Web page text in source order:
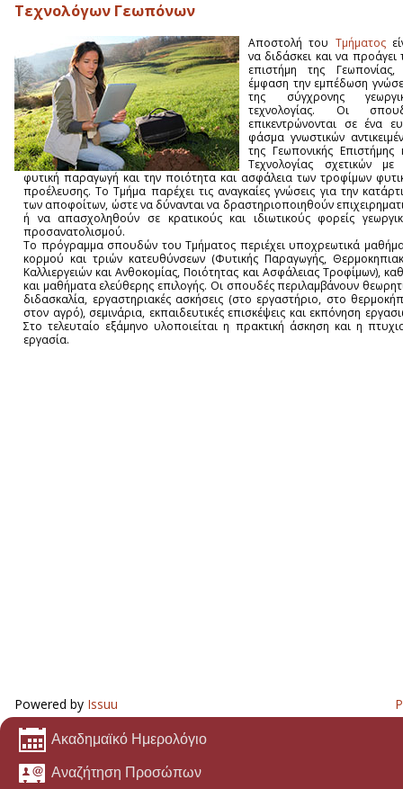
Τεχνολόγων Γεωπόνων
Αποστολή του Τμήματος
να διδάσκει και να προάγει
επιστήμη της Γεωπονίας,
έμφαση την εμπέδωση
της σύγχρονης
τεχνολογίας. Οι
επικεντρώνονται σε ένα
φάσμα γνωστικών
της Γεωπονικής Επιστήμης
Τεχνολογίας σχετικών με
φυτική παραγωγή και την ποιότητα και ασφάλεια των τροφίμων
προέλευσης. Το Τμήμα παρέχει τις αναγκαίες γνώσεις για την
των αποφοίτων, ώστε να δύνανται να δραστηριοποιηθούν
ή να απασχοληθούν σε κρατικούς και ιδιωτικούς φορείς
προσανατολισμού.
Το πρόγραμμα σπουδών του Τμήματος περιέχει υποχρεωτικά
κορμού και τριών κατευθύνσεων (Φυτικής Παραγωγής,
Καλλιεργειών και Ανθοκομίας, Ποιότητας και Ασφάλειας Τροφίμων),
και μαθήματα ελεύθερης επιλογής. Οι σπουδές περιλαμβάνουν
διδασκαλία, εργαστηριακές ασκήσεις (στο εργαστήριο, στο
στον αγρό), σεμινάρια, εκπαιδευτικές επισκέψεις και εκπόνηση
Στο τελευταίο εξάμηνο υλοποιείται η πρακτική άσκηση και η
εργασία.
Powered by Issuu
Ακαδημαϊκό Ημερολόγιο
Αναζήτηση Προσώπων